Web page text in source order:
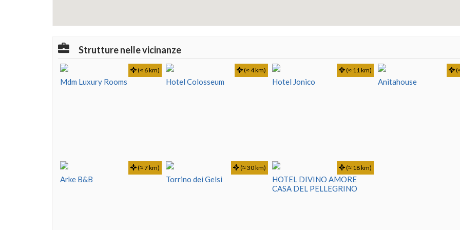
Strutture nelle vicinanze
Mdm Luxury Rooms
(≈ 6 km)
Hotel Colosseum
(≈ 4 km)
Hotel Jonico
(≈ 11 km)
Anitahouse
Arke B&B
(≈ 7 km)
Torrino dei Gelsi
(≈ 30 km)
HOTEL DIVINO AMORE
CASA DEL PELLEGRINO
(≈ 18 km)